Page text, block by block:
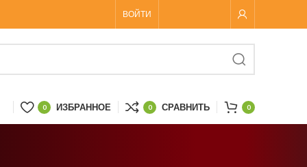
ВОЙТИ
0 ИЗБРАННОЕ 0 СРАВНИТЬ 0